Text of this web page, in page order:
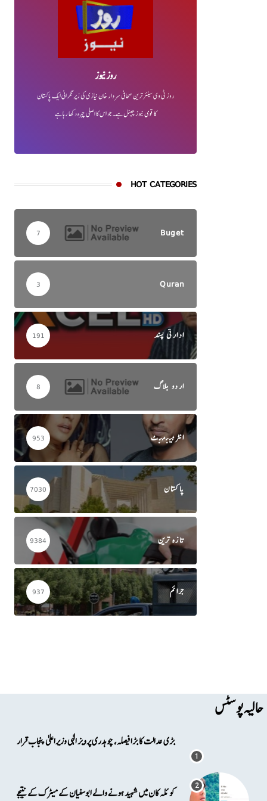
روز نیوز
روز ٹی وی سینئر ترین صحافی سردار خان نیازی کی زیر نگرانی ایک پاکستان
کا قومی نیوز چینل ہے۔ جو اس کا اصلی چہرہ دکھا رہا ہے
HOT CATEGORIES
Buget
7
Quran
3
ادارتی پسند 191
اردو بلاگ 8
انٹرٹینمنٹ 953
پاکستان 7030
تازہ ترین 9384
جرائم 937
حالیہ پوسٹس
بڑی عدالت کا بڑا فیصلہ، چوہدری پرویز الٰہی وزیراعلیٰ پنجاب قرار
کوئلہ کان میں شہید ہونے والے ابوسفیان کے میٹرک کے نتیجے